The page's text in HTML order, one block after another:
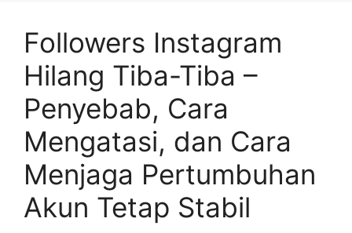
Followers Instagram
Hilang Tiba-Tiba –
Penyebab, Cara
Mengatasi, dan Cara
Menjaga Pertumbuhan
Akun Tetap Stabil